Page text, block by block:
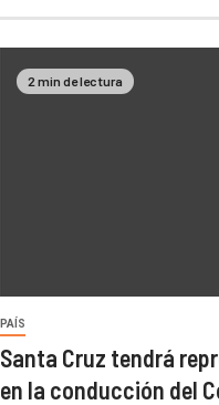
2 min de lectura
PAÍS
Santa Cruz tendrá
en la conducción del